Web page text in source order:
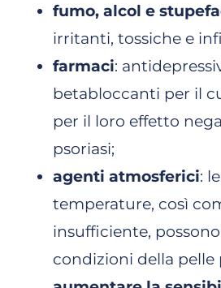
fumo, alcol e
irritanti, tossiche e
farmaci:
betabloccanti per il
per il loro effetto
psoriasi;
agenti atmosferici:
temperature, così
insufficiente,
condizioni della pelle